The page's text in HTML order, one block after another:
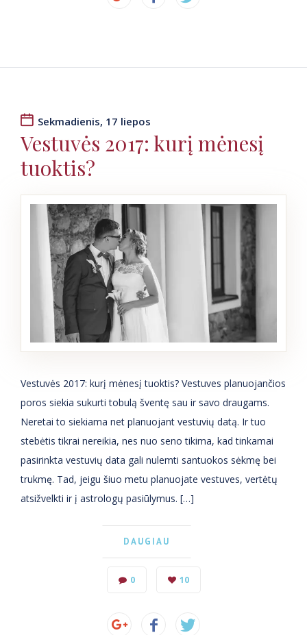
Sekmadienis, 17 liepos
Vestuvės 2017: kurį mėnesį
tuoktis?
Vestuvės 2017: kurį mėnesį tuoktis? Vestuves planuojančios
poros siekia sukurti tobulą šventę sau ir savo draugams.
Neretai to siekiama net planuojant vestuvių datą. Ir tuo
stebėtis tikrai nereikia, nes nuo seno tikima, kad tinkamai
pasirinkta vestuvių data gali nulemti santuokos sėkmę bei
trukmę. Tad, jeigu šiuo metu planuojate vestuves, vertėtų
atsižvelkti ir į astrologų pasiūlymus. […]
DAUGIAU
0 10